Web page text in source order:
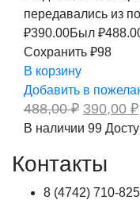
передавались из
₽390.00Был ₽
Сохранить ₽98
В корзину
Добавить в
488,00₽
цена
390,00 ₽
В наличии 99
Контакты
8 (4742) 710-825